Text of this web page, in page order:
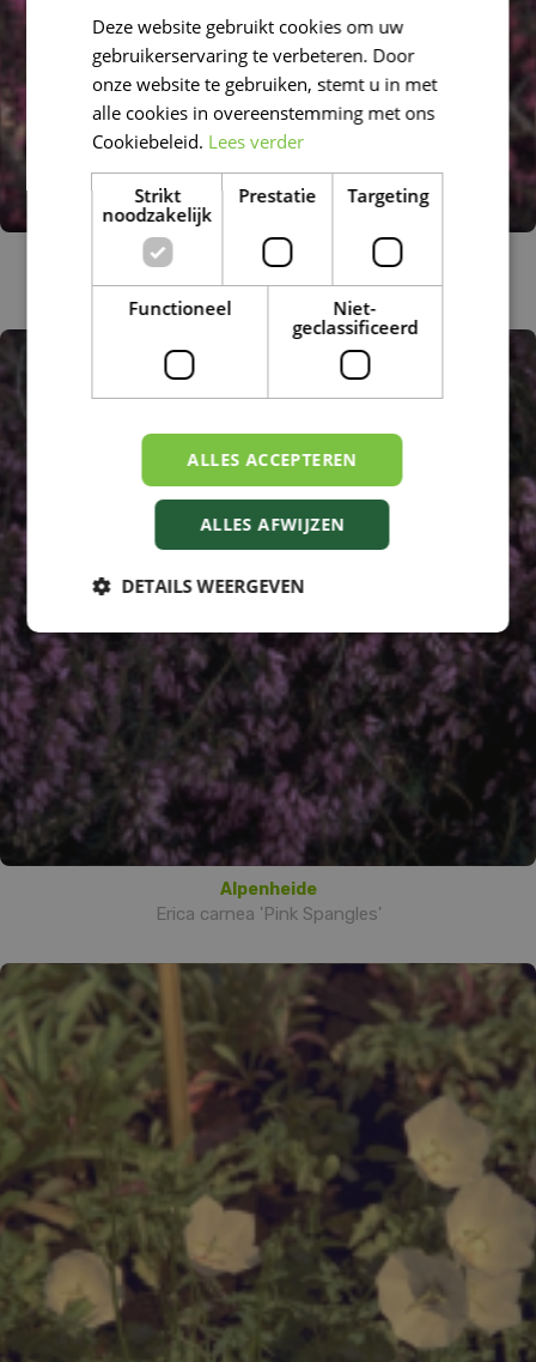
Alpenheide
Erica carnea 'Rubinteppich'
Alpenheide
Erica carnea 'Pink Spangles'
Deze website gebruikt cookies om uw
gebruikerservaring te verbeteren. Door
onze website te gebruiken, stemt u in met
alle cookies in overeenstemming met ons
Cookiebeleid. Lees verder
Strikt
noodzakelijk
Prestatie Targeting
Functioneel
Niet-
geclassificeerd
ALLES ACCEPTEREN
ALLES AFWIJZEN
DETAILS WEERGEVEN